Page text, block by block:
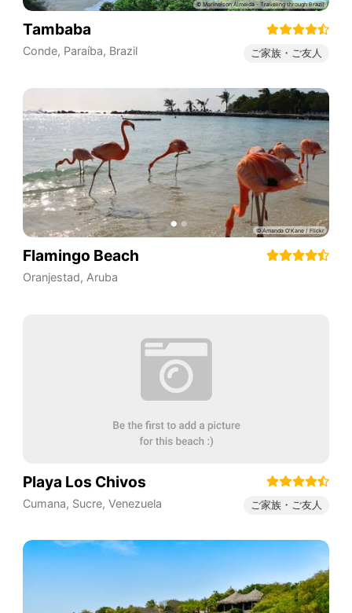
Tambaba
Conde, Paraíba, Brazil ご家族・ご友人
Flamingo Beach
Oranjestad, Aruba
Playa Los Chivos
Cumana, Sucre, Venezuela ご家族・ご友人